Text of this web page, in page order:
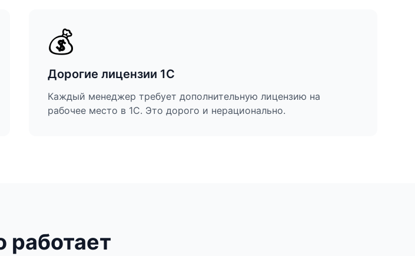
💰
Дорогие лицензии 1С
Каждый менеджер требует дополнительную лицензию на
рабочее место в 1С. Это дорого и нерационально.
работает